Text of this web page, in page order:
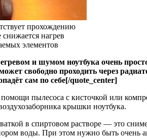
прохождению
нагрев
элементов
и шумом ноутбука очень
свободно проходить через
сам по себе[/quote_center]
пылесоса с кисточкой или
крышки ноутбука.
в спиртовом растворе — это
воды. При этом нужно быть очень